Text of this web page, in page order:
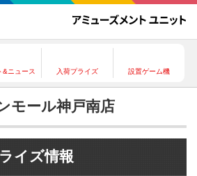
&ニュース 入荷プライズ 設置ゲーム機
モール神戸南店
イズ情報